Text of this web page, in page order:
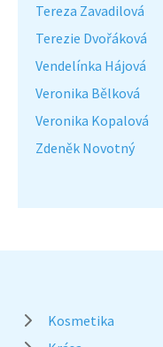
Tereza Zavadilová
Terezie Dvořáková
Vendelínka Hájová
Veronika Bělková
Veronika Kopalová
Zdeněk Novotný
Kosmetika